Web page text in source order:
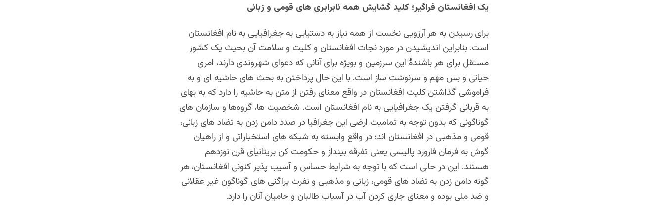
یک افغانستان فراگیر؛ کلید گشایش همه نابرابری های قومی و زبانی
برای رسیدن به هر آرزویی نخست از همه نیاز به دستیابی به جغرافیایی به نام افغانستان
است. بنابراین اندیشیدن در مورد نجات افغانستان و کلیت و سلامت آن بحیث یک کشور
مستقل برای هر باشندۀ این سرزمین و بویژه برای آنانی که دعوای شهروندی دارند، امری
حیاتی و بس مهم و سرنوشت ساز است. با این حال پرداختن به بحث های حاشیه ای و به
فراموشی گذاشتن کلیت افغانستان در واقع معنای رفتن از متن به حاشیه را دارد که به بهای
به قربانی گرفتن یک جغرافیایی به نام افغانستان است. شخصیت ها، گروه‌ها و سازمان های
گوناگونی که بدون توجه به تمامیت ارضی این جغرافیا در صدد دامن زدن به تضاد های زبانی،
قومی و مذهبی در افغانستان اند؛ در واقع وابسته به شبکه های استخباراتی و از راهیان
گوش به فرمان فارورد پالیسی یعنی تفرقه بینداز و حکومت کن بریتانیای قرن نوزدهم
هستند. این در حالی است که با توجه‌ به‌ شرایط حساس و آسیب پذیر کنونی افغانستان، هر
گونه دامن زدن به تضاد های قومی، زبانی و مذهبی و نفرت پراگنی های گوناگون غیر عقلانی
و ضد ملی بوده و معنای جاری کردن آب در آسیاب طالبان و حاميان آنان را دارد.